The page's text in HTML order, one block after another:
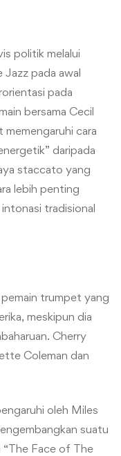
politik melalui
Jazz pada awal
pada
bersama Cecil
cara
daripada
staccato yang
lebih penting
tradisional
trumpet yang
meskipun dia
Cherry
Coleman dan
oleh Miles
suatu
“The Face of The